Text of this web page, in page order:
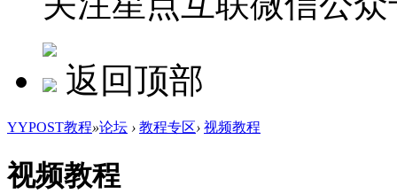
返回顶部
YYPOST教程»论坛 › 教程专区› 视频教程
视频教程